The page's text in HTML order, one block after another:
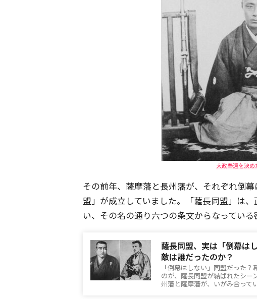
大政奉還を決め
その前年、薩摩藩と長州藩が、それぞれ倒
盟」が成立していました。「薩長同盟」は
い、その名の通り六つの条文からなっている
薩長同盟、実は「倒幕は
敵は誰だったのか？
「倒幕はしない」同盟だった
のが、薩長同盟が結ばれたシー
州藩と薩摩藩が、いがみ合って